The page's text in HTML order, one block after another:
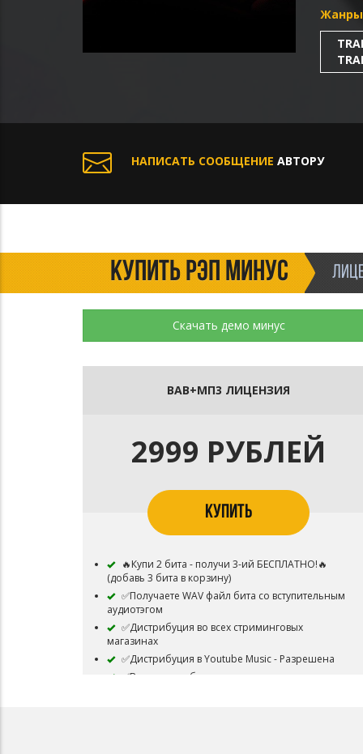
Жанры
НАПИСАТЬ СООБЩЕНИЕ АВТОРУ
КУПИТЬ РЭП МИНУС
Скачать демо минус
ВАВ+МП3 ЛИЦЕНЗИЯ
2999 РУБЛЕЙ
КУПИТЬ
🔥Купи 2 бита - получи 3-ий БЕСПЛАТНО!🔥
(добавь 3 бита в корзину)
✅Получаете WAV файл бита со вступительным
аудиотэгом
✅Дистрибуция во всех стриминговых
магазинах
✅Дистрибуция в Youtube Music - Разрешена
✅Ваша песня будет монетизироваться на всех